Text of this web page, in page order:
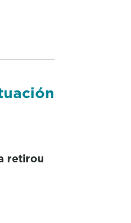
retirou